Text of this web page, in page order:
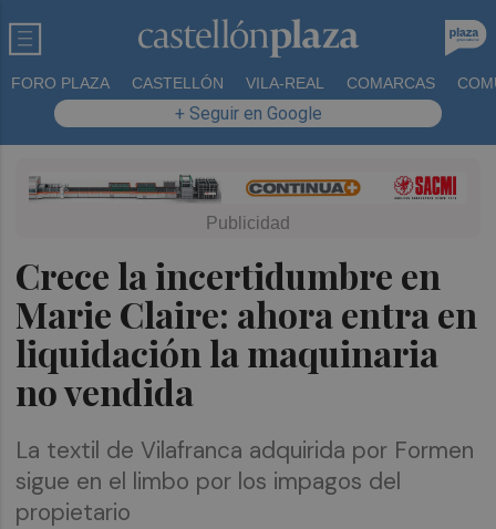
FORO PLAZA CASTELLÓN VILA-REAL COMARCAS
+ Seguir en Google
Crece la incertidumbre en
Marie Claire: ahora entra en
liquidación la maquinaria
no vendida
La textil de Vilafranca adquirida por Formen
sigue en el limbo por los impagos del
propietario